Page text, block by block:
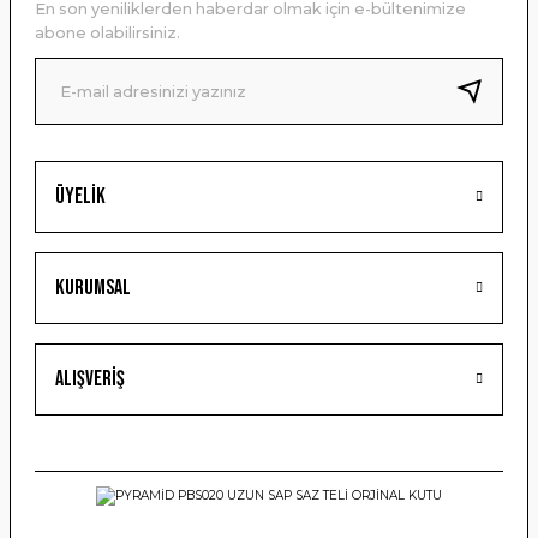
Ürün bilgilerinde hatalar bulunuyor.
Ürün fiyatı diğer sitelerden daha pahalı.
Bu ürüne benzer farklı alternatifler olmalı.
Gönder
Üyelik
Kurumsal
Alışveriş
En son yeniliklerden haberdar olmak için e-bültenimize
abone olabilirsiniz.